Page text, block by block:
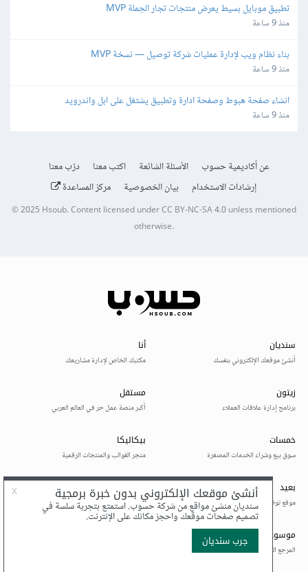
تطبيق موبايل بسيط يعرض منتجات تجار الجملة MVP
منذ 9 ساعة
بناء نظام ويب لإدارة عمليات شركة توصيل — نسخة MVP
منذ 9 ساعة
انشاء صفحة هبوط وصفحة ادارة وتطبيق يشتغل على ابل واندرويد
منذ 9 ساعة
عن أكاديمية حسوب الأسئلة الشائعة اكتب معنا
درّب معنا
إرشادات الاستخدام
بيان الخصوصية مركز المساعدة
© 2025 Hsoub.Content licensed underCC BY-NC-SA 4.0unless mentioned
otherwise.